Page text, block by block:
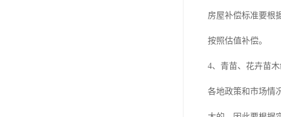
房屋补偿标准要根
按照估值补偿。
4、青苗、花卉苗
各地政策和市场情